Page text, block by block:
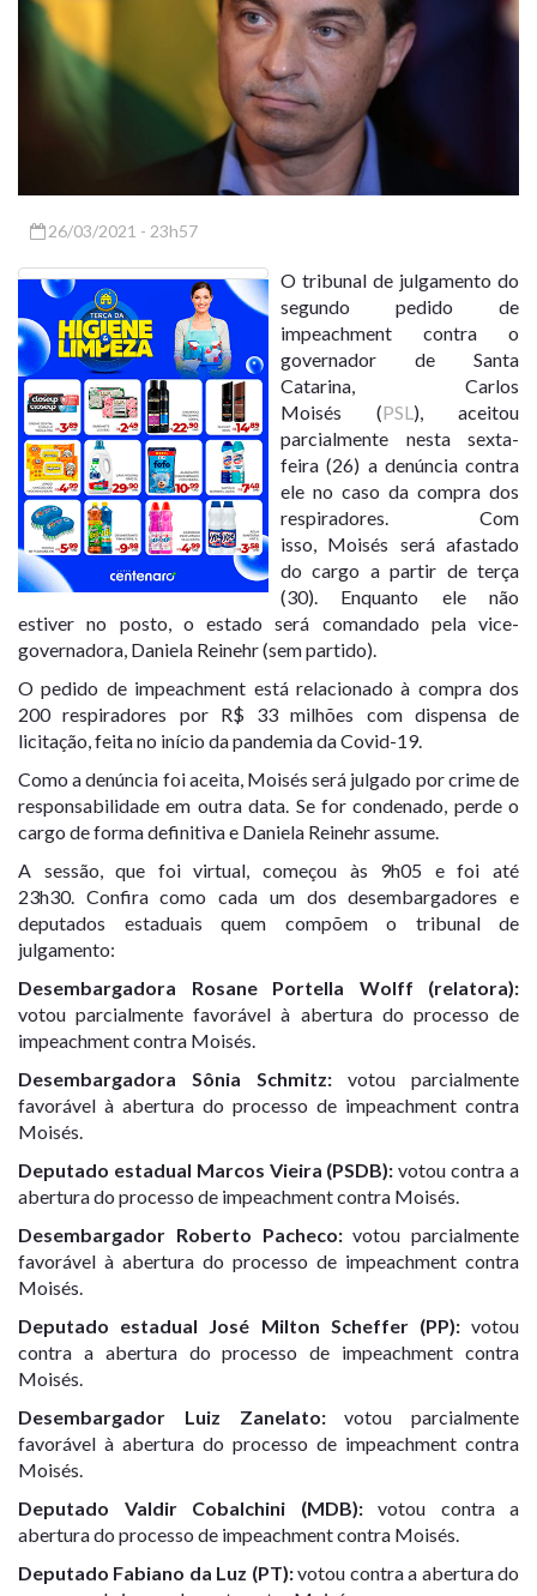
26/03/2021 - 23h57
O tribunal de julgamento do
segundo pedido de
impeachment contra o
governador de Santa
Catarina, Carlos
Moisés (PSL ), aceitou
parcialmente nesta sexta-
feira (26) a denúncia contra
ele no caso da compra dos
respiradores. Com
isso, Moisés será afastado
do cargo a partir de terça
(30) . Enquanto ele não
estiver no posto, o estado será comandado pela vice-
governadora Daniela Reinehr(sem partido).
O pedido de impeachment está relacionado à compra dos
200 respiradores por R$ 33 milhões com dispensa de
licitação, feita no início da pandemia da Covid-19.
Como a denúncia foi aceita, Moisés será julgado por crime de
responsabilidade em outra data. Se for condenado, perde o
cargo de forma definitiva e Daniela Reinehr assume.
A sessão, que foi virtual, começou às 9h05 e foi até
23h30. Confira como cada um dos desembargadores e
deputados estaduais quem compõem o tribunal de
julgamento:
Desembargadora Rosane Portella Wolff (relatora):
votou parcialmente favorável à abertura do processo de
impeachment contra Moisés.
Desembargadora Sônia Schmitz: votou parcialmente
favorável à abertura do processo de impeachment contra
Moisés.
Deputado estadual Marcos Vieira (PSDB): votou contra a
abertura do processo de impeachment contra Moisés.
Desembargador Roberto Pacheco:votou parcialmente
favorável à abertura do processo de impeachment contra
Moisés.
Deputado estadual José Milton Scheffer (PP):votou
contra a abertura do processo de impeachment contra
Moisés.
Desembargador Luiz Zanelato:votou parcialmente
favorável à abertura do processo de impeachment contra
Moisés.
Deputado Valdir Cobalchini (MDB):votou contra a
abertura do processo de impeachment contra Moisés.
Deputado Fabiano da Luz (PT):votou contra a abertura do